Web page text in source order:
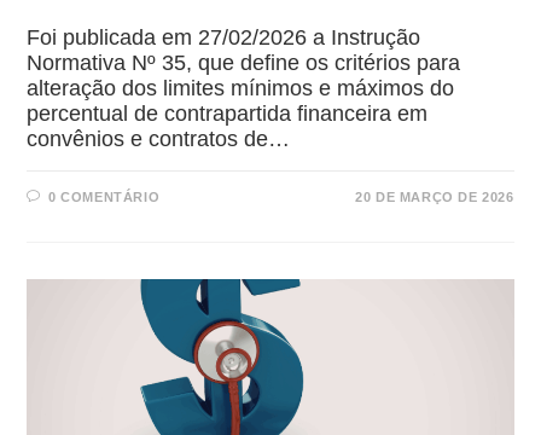
Foi publicada em 27/02/2026 a Instrução
Normativa Nº 35, que define os critérios para
alteração dos limites mínimos e máximos do
percentual de contrapartida financeira em
convênios e contratos de…
0 COMENTÁRIO 20 DE MARÇO DE 2026